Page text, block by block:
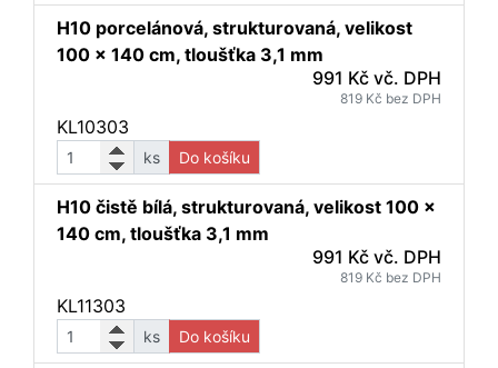
H10 porcelánová, strukturovaná, velikost
100 x 140 cm, tloušťka 3,1 mm
991 Kč vč. DPH
819 Kč bez DPH
KL10303
ks Do košíku
H10 čistě bílá, strukturovaná, velikost 100 x
140 cm, tloušťka 3,1 mm
991 Kč vč. DPH
819 Kč bez DPH
KL11303
ks Do košíku